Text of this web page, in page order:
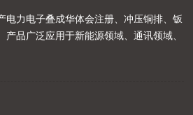
电力电子叠成华体会注册、冲压铜排、钣
产品广泛应用于新能源领域、通讯领域、